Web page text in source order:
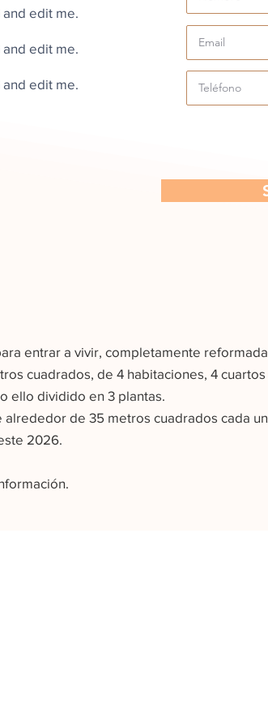
edit me.
edit me.
edit me.
entrar a vivir, completamente
cuadrados, de 4 habitaciones, 4
ello dividido en 3 plantas.
de 35 metros cuadrados cada
2026.